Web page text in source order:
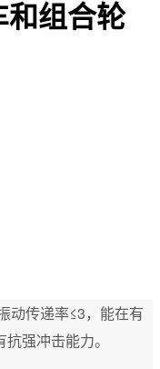
和组合轮
动传递率≤3，能在有
强冲击能力。